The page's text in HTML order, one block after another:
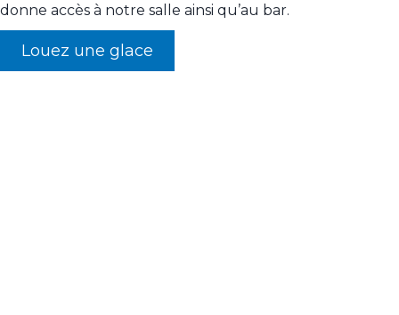
donne accès à notre salle ainsi qu’au bar.
Louez une glace